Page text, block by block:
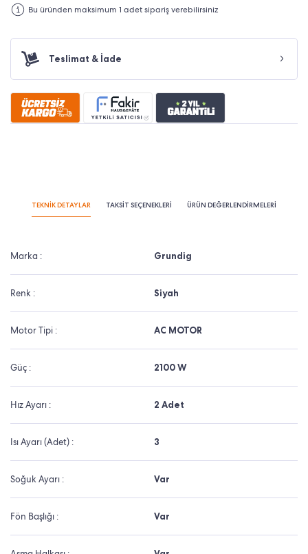
Bu üründen maksimum 1 adet sipariş verebilirsiniz
Teslimat & İade
TEKNİK DETAYLAR TAKSİT SEÇENEKLERİ ÜRÜN DEĞERLENDİRMELERİ
Marka : Grundig
Renk : Siyah
Motor Tipi : AC MOTOR
Güç : 2100 W
Hız Ayarı : 2 Adet
Isı Ayarı (Adet) : 3
Soğuk Ayarı : Var
Fön Başlığı : Var